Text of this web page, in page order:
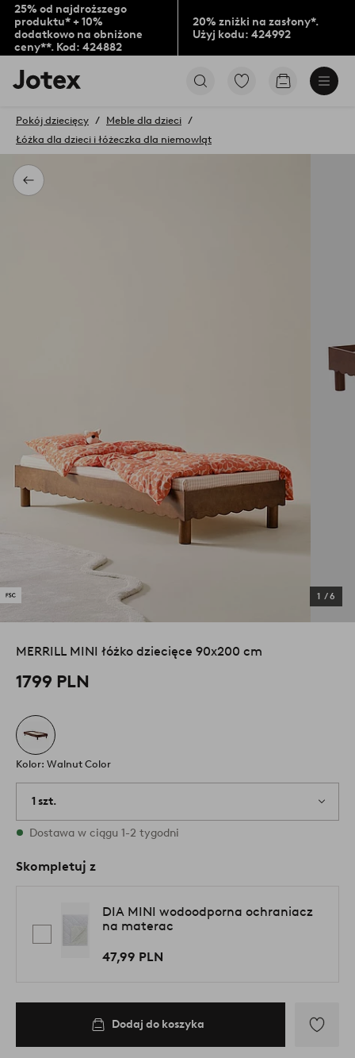
25% od najdroższego
produktu* + 10%
dodatkowo na obniżone
ceny**. Kod: 424882
20% zniżki na zasłony*.
Użyj kodu: 424992
Logo
Jotex
przejdź
na
pierwszą
stronę
PrzejdźPrzejdź
Powrót
Pokój dziecięcy
Meble dla dzieci
Łóżka dla dzieci i łóżeczka dla niemowląt
1 /6
MERRILL MINI łóżko dziecięce 90x200 cm
1799 PLN
Kolor: Walnut Color
1 szt.
W magazynie
Dostawa w ciągu 1-2 tygodni
Skompletuj z
DIA MINI wodoodporna ochraniacz
na materac
47,99 PLN
Dodaj do koszyka